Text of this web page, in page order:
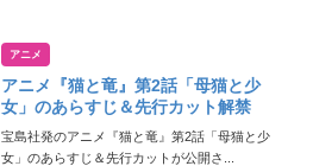
アニメ
アニメ『猫と竜』第2話「母猫と少
女」のあらすじ＆先行カット解禁
宝島社発のアニメ『猫と竜』第2話「母猫と少
女」のあらすじ＆先行カットが公開さ...